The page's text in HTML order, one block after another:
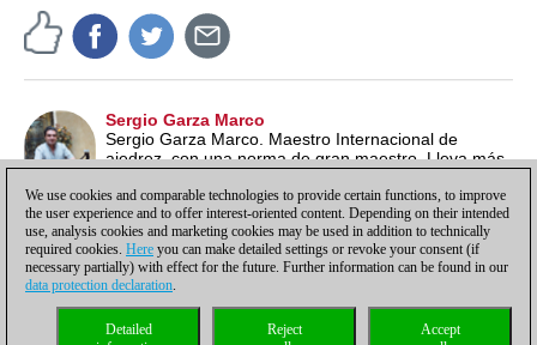
Sergio Garza Marco
Sergio Garza Marco. Maestro Internacional de
ajedrez, con una norma de gran maestro. Lleva más
Política de privacidad |Para contactar Cookies Management
We use cookies and comparable technologies to provide certain functions, to improve
the user experience and to offer interest-oriented content. Depending on their intended
use, analysis cookies and marketing cookies may be used in addition to technically
required cookies. Here you can make detailed settings or revoke your consent (if
necessary partially) with effect for the future. Further information can be found in our
data protection declaration.
Accept
Reject
Detailed